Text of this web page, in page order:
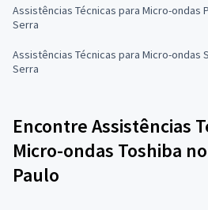
Assistências Técnicas para Micro-ondas
Serra
Assistências Técnicas para Micro-ondas
Serra
Encontre Assistências
Micro-ondas Toshiba
Paulo